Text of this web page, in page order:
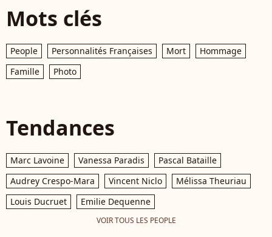
Mots clés
People Personnalités Françaises Mort
Hommage
Famille
Photo
Tendances
Marc Lavoine Vanessa Paradis
Pascal Bataille
Audrey Crespo-Mara
Vincent Niclo
Mélissa Theuriau
Louis Ducruet
Emilie Dequenne
VOIR TOUS LES PEOPLE